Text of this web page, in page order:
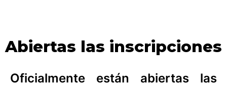
Abiertas las inscripciones
Oficialmente están abiertas las